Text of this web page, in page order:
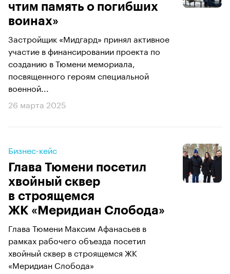
чтим память о погибших
воинах»
Застройщик «Мидгард» принял активное
участие в финансировании проекта по
созданию в Тюмени мемориала,
посвященного героям специальной
военной...
26 марта 2025
Бизнес-кейс
Глава Тюмени посетил
хвойный сквер
в строящемся
ЖК «Меридиан Слобода»
Глава Тюмени Максим Афанасьев в
рамках рабочего объезда посетил
хвойный сквер в строящемся ЖК
«Меридиан Слобода»